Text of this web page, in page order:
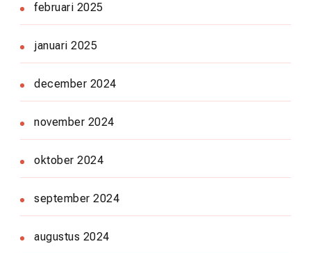
februari 2025
januari 2025
december 2024
november 2024
oktober 2024
september 2024
augustus 2024